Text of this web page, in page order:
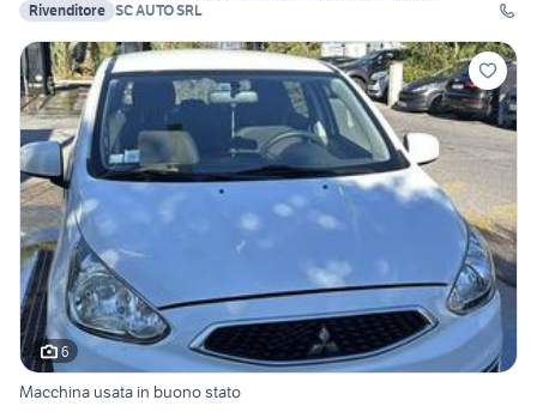
Rivenditore SC AUTO SRL
6
Macchina usata in buono stato